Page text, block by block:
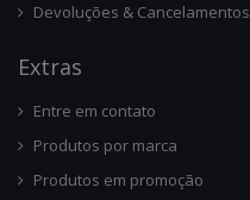
Devoluções & Cancelamentos
ExtRas
Entre em contato
Produtos por marca
Produtos em promoção